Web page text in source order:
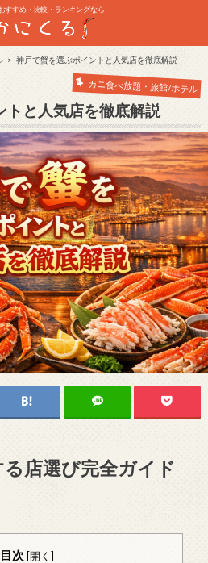
すすめ・比較・ランキングなら
神戸で蟹を選ぶポイントと人気店を徹底解説
カニ食べ放題・旅館/ホテル
トと人気店を徹底解説
店選び完全ガイド
目次 [開く]